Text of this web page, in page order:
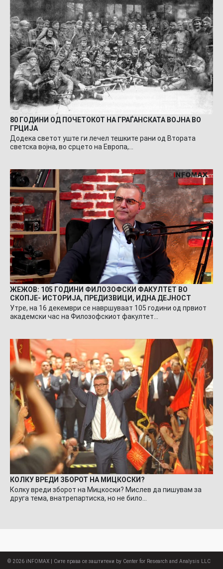
80 ГОДИНИ ОД ПОЧЕТОКОТ НА ГРАЃАНСКАТА ВОЈНА ВО
ГРЦИЈА
Додека светот уште ги лечел тешките рани од Втората
светска војна, во срцето на Европа,…
ЖЕЖОВ: 105 ГОДИНИ ФИЛОЗОФСКИ ФАКУЛТЕТ ВО
СКОПЈЕ- ИСТОРИЈА, ПРЕДИЗВИЦИ, ИДНА ДЕЈНОСТ
Утре, на 16 декември се навршуваат 105 години од првиот
академски час на Филозофскиот факултет…
КОЛКУ ВРЕДИ ЗБОРОТ НА МИЦКОСКИ?
Колку вреди зборот на Мицкоски? Мислев да пишувам за
друга тема, внатрепартиска, но не било…
© 2026 iNFOMAX | Сите права се заштитени by Center for Research and Analysis LLC